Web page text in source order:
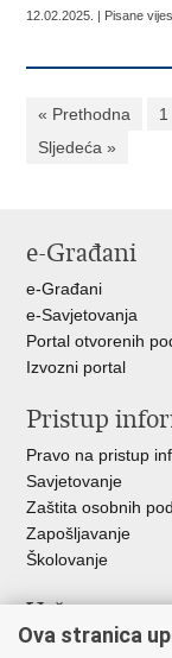
12.02.2025. | Pisane
« Prethodna 1
Sljedeća »
e-Građani
e-Građani
e-Savjetovanja
Portal otvorenih
Izvozni portal
Pristup
Pravo na pristup
Savjetovanje
Zaštita osobnih
Zapošljavanje
Školovanje
Važne
Ministarstvo
Ova stranica